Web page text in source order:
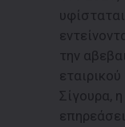
την
εταιρικού
Σίγουρα,